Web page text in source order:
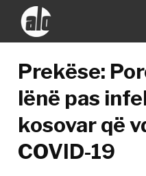
Prekëse:
lënë pas
kosovar që
COVID-19